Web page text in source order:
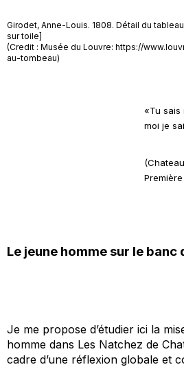
Girodet, Anne-Louis. 1808. Détail du
sur toile]
(Credit : Musée du Louvre: https://
au-tombeau)
«Tu sais
moi je
Le jeune homme sur le banc
Je me propose d’étudier ici la
homme dans Les Natchez de
cadre d’une réflexion globale et